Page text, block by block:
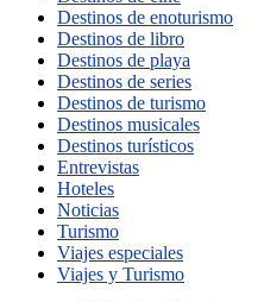
Destinos de enoturismo
Destinos de libro
Destinos de playa
Destinos de series
Destinos de turismo
Destinos musicales
Destinos turísticos
Entrevistas
Hoteles
Noticias
Turismo
Viajes especiales
Viajes y Turismo